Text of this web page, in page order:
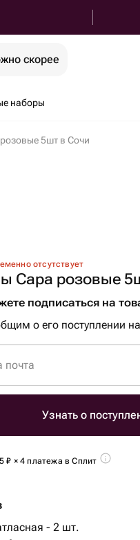
скорее
наборы
5шт в Сочи
отсутствует
Сара розовые
подписаться на
о его поступлении
почта
Узнать о
₽ × 4 платежа в Сплит
- 2 шт.